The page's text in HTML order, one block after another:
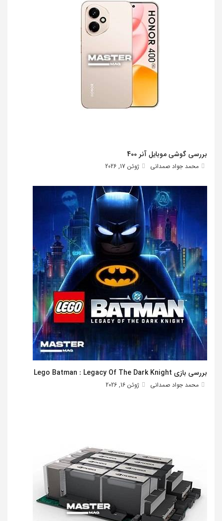
بررسی گوشی موبایل آنر 400
محمد جواد صمدانی ژوئن 17, 2026
بررسی بازی Lego Batman : Legacy Of The Dark Knight
محمد جواد صمدانی ژوئن 16, 2026